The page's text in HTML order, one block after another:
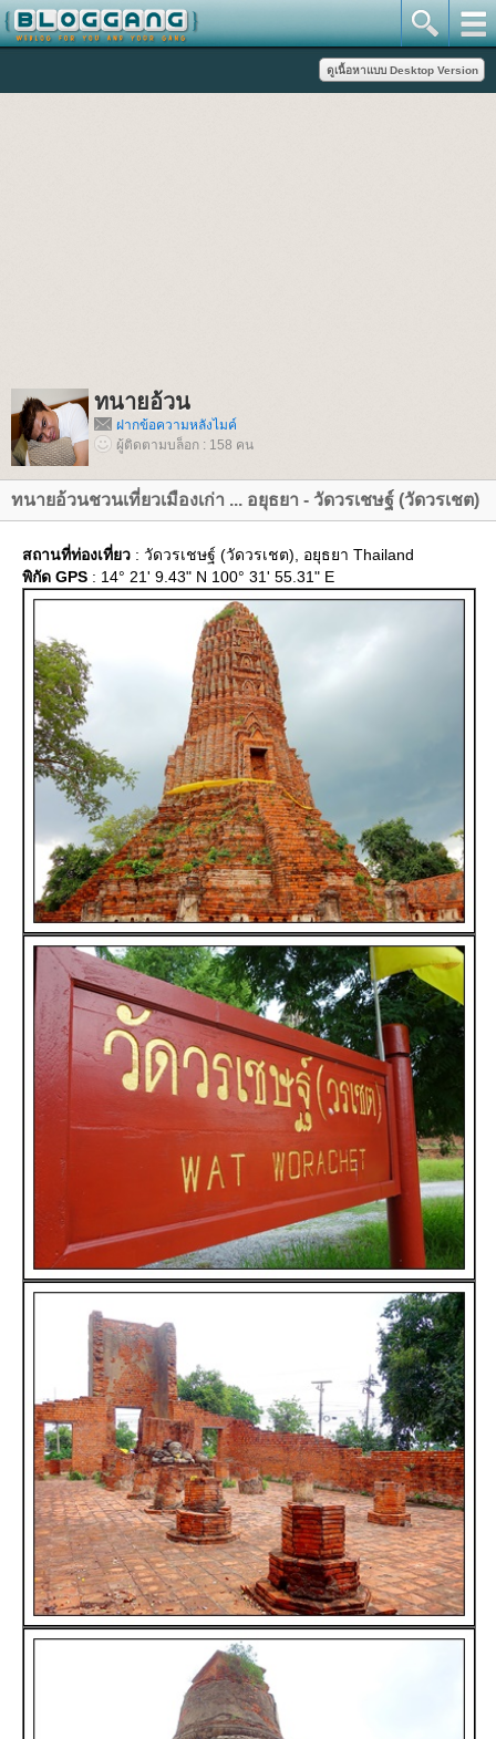
ทนายอ้วน
ฝากข้อความหลังไมค์
ผู้ติดตามบล็อก : 158 คน
ทนายอ้วนชวนเที่ยวเมืองเก่า ... อยุธยา - วัดวรเชษฐ์ (วัดวรเชต)
สถานที่ท่องเที่ยว : วัดวรเชษฐ์ (วัดวรเชต), อยุธยา Thailand
พิกัด GPS : 14° 21' 9.43" N 100° 31' 55.31" E